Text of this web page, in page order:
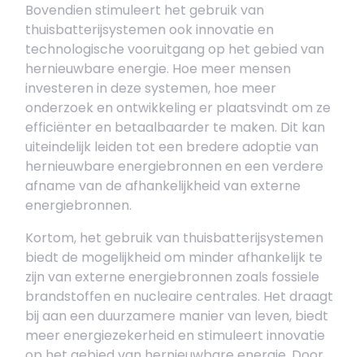
Bovendien stimuleert het gebruik van
thuisbatterijsystemen ook innovatie en
technologische vooruitgang op het gebied van
hernieuwbare energie. Hoe meer mensen
investeren in deze systemen, hoe meer
onderzoek en ontwikkeling er plaatsvindt om ze
efficiënter en betaalbaarder te maken. Dit kan
uiteindelijk leiden tot een bredere adoptie van
hernieuwbare energiebronnen en een verdere
afname van de afhankelijkheid van externe
energiebronnen.
Kortom, het gebruik van thuisbatterijsystemen
biedt de mogelijkheid om minder afhankelijk te
zijn van externe energiebronnen zoals fossiele
brandstoffen en nucleaire centrales. Het draagt
bij aan een duurzamere manier van leven, biedt
meer energiezekerheid en stimuleert innovatie